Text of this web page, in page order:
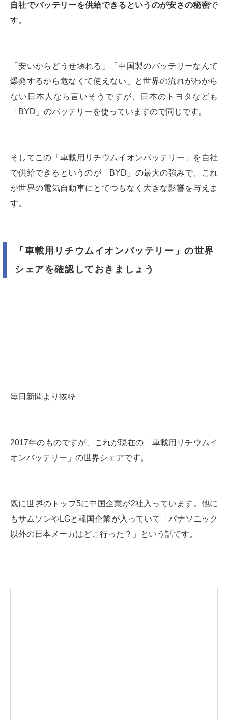
自社でバッテリーを供給できるというのが安さの秘密で
す。
「安いからどうせ壊れる」「中国製のバッテリーなんて
爆発するから危なくて使えない」と世界の流れがわから
ない日本人なら言いそうですが、日本のトヨタなども
「BYD」のバッテリーを使っていますので同じです。
そしてこの「車載用リチウムイオンバッテリー」を自社
で供給できるというのが「BYD」の最大の強みで、これ
が世界の電気自動車にとてつもなく大きな影響を与えま
す。
「車載用リチウムイオンバッテリー」の世界
シェアを確認しておきましょう
毎日新聞より抜粋
2017年のものですが、これが現在の「車載用リチウムイ
オンバッテリー」の世界シェアです。
既に世界のトップ5に中国企業が2社入っています。他に
もサムソンやLGと韓国企業が入っていて「パナソニック
以外の日本メーカはどこ行った？」という話です。